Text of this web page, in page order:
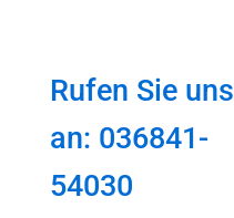
Rufen Sie uns
an: 036841-
54030